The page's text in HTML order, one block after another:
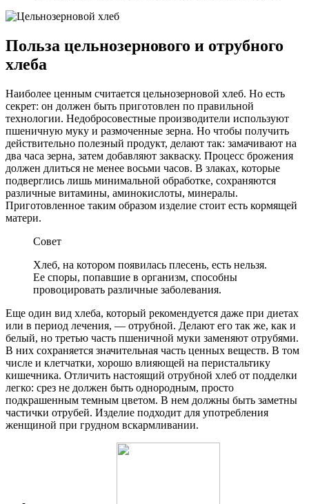
Польза цельнозернового и отрубного
хлеба
Наиболее ценным считается цельнозерновой хлеб. Но есть
секрет: он должен быть приготовлен по правильной
технологии. Недобросовестные производители используют
пшеничную муку и размоченные зерна. Но чтобы получить
действительно полезный продукт, делают так: замачивают на
два часа зерна, затем добавляют закваску. Процесс брожения
должен длиться не менее восьми часов. В злаках, которые
подверглись лишь минимальной обработке, сохраняются
различные витамины, аминокислоты, минералы.
Приготовленное таким образом изделие стоит есть кормящей
матери.
Совет
Хлеб, на котором появилась плесень, есть нельзя.
Ее споры, попавшие в организм, способны
провоцировать различные заболевания.
Еще один вид хлеба, который рекомендуется даже при диетах
или в период лечения, — отрубной. Делают его так же, как и
белый, но третью часть пшеничной муки заменяют отрубями.
В них сохраняется значительная часть ценных веществ. В том
числе и клетчатки, хорошо влияющей на перистальтику
кишечника. Отличить настоящий отрубной хлеб от подделки
легко: срез не должен быть однородным, просто
подкрашенным темным цветом. В нем должны быть заметны
частички отрубей. Изделие подходит для употребления
женщиной при грудном вскармливании.